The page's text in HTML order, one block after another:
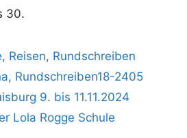
30.
, Reisen, Rundschreiben
, Rundschreiben18-2405
9. bis 11.11.2024
Lola Rogge Schule